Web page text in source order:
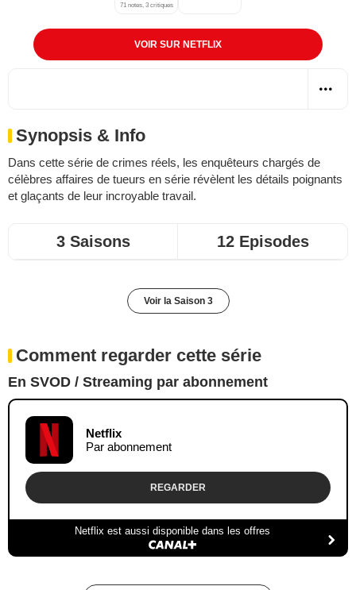
71 notes, 3 critiques
VOIR SUR NETFLIX
Synopsis & Info
Dans cette série de crimes réels, les enquêteurs chargés de
célèbres affaires de tueurs en série révèlent les détails poignants
et glaçants de leur incroyable travail.
3 Saisons 12 Episodes
Voir la Saison 3
Comment regarder cette série
En SVOD / Streaming par abonnement
Netflix
Par abonnement
REGARDER
Netflix est aussi disponible dans les offres